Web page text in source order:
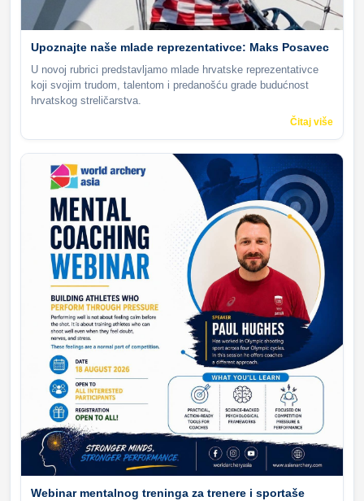
Upoznajte naše mlade reprezentativce: Maks Posavec
U novoj rubrici predstavljamo mlade hrvatske reprezentativce
koji svojim trudom, talentom i predanošću grade budućnost
hrvatskog streličarstva.
Čitaj više
Webinar mentalnog treninga za trenere i sportaše